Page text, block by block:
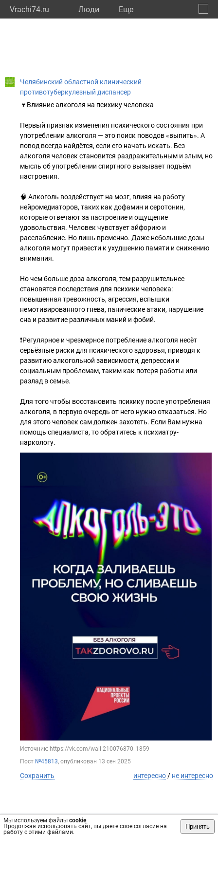
Vrachi74.ru Люди Eще
Мы используем файлы cookie.
Продолжая использовать сайт, вы даете свое согласие на
работу с этими файлами.
Принять
Челябинский областной клинический
противотуберкулезный диспансер
🍷Влияние алкоголя на психику человека
Первый признак изменения психического состояния при
употреблении алкоголя — это поиск поводов «выпить». А
повод всегда найдётся, если его начать искать. Без
алкоголя человек становится раздражительным и злым, но
мысль об употреблении спиртного вызывает подъём
настроения.
🧠 Алкоголь воздействует на мозг, влияя на работу
нейромедиаторов, таких как дофамин и серотонин,
которые отвечают за настроение и ощущение
удовольствия. Человек чувствует эйфорию и
расслабление. Но лишь временно. Даже небольшие дозы
алкоголя могут привести к ухудшению памяти и снижению
внимания.
Но чем больше доза алкоголя, тем разрушительнее
становятся последствия для психики человека:
повышенная тревожность, агрессия, вспышки
немотивированного гнева, панические атаки, нарушение
сна и развитие различных маний и фобий.
❗️Регулярное и чрезмерное потребление алкоголя несёт
серьёзные риски для психического здоровья, приводя к
развитию алкогольной зависимости, депрессии и
социальным проблемам, таким как потеря работы или
разлад в семье.
Для того чтобы восстановить психику после употребления
алкоголя, в первую очередь от него нужно отказаться. Но
для этого человек сам должен захотеть. Если Вам нужна
помощь специалиста, то обратитесь к психиатру-
наркологу.
Источник: https://vk.com/wall-210076870_1859
Пост №45813, опубликован 13 сен 2025
Сохранить интересно / не интересно